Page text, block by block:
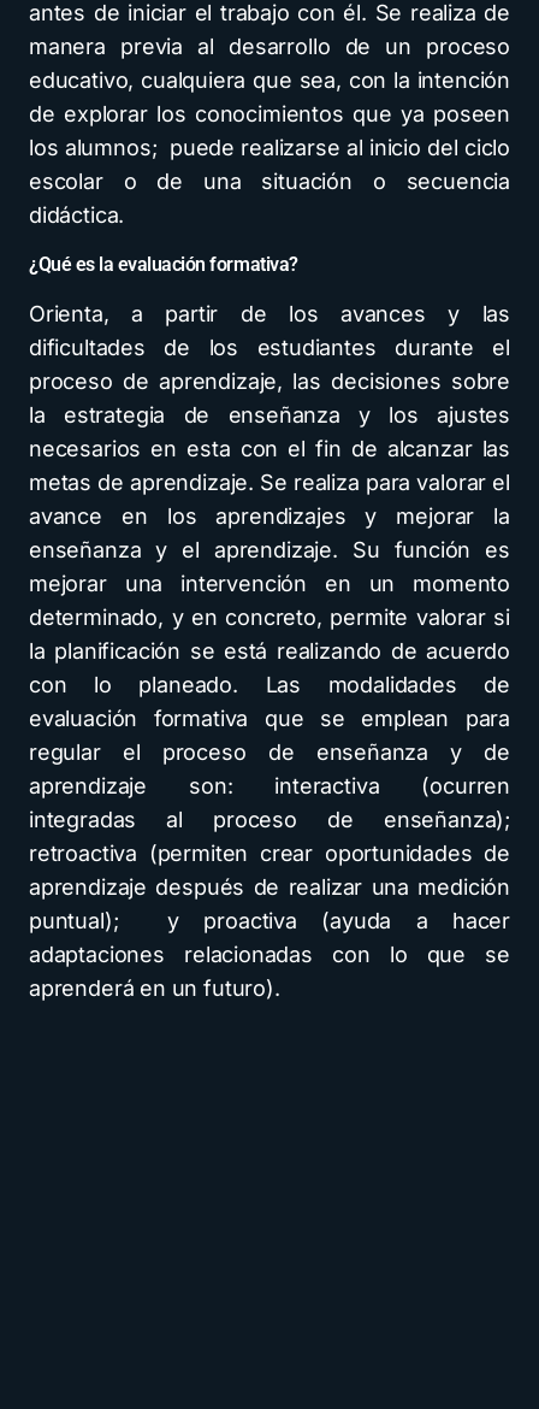
antes de iniciar el trabajo con él. Se realiza de
manera previa al desarrollo de un proceso
educativo, cualquiera que sea, con la intención
de explorar los conocimientos que ya poseen
los alumnos; puede realizarse al inicio del ciclo
escolar o de una situación o secuencia
didáctica.
¿Qué es la evaluación formativa?
Orienta, a partir de los avances y las
dificultades de los estudiantes durante el
proceso de aprendizaje, las decisiones sobre
la estrategia de enseñanza y los ajustes
necesarios en esta con el fin de alcanzar las
metas de aprendizaje. Se realiza para valorar el
avance en los aprendizajes y mejorar la
enseñanza y el aprendizaje. Su función es
mejorar una intervención en un momento
determinado, y en concreto, permite valorar si
la planificación se está realizando de acuerdo
con lo planeado. Las modalidades de
evaluación formativa que se emplean para
regular el proceso de enseñanza y de
aprendizaje son: interactiva (ocurren
integradas al proceso de enseñanza);
retroactiva (permiten crear oportunidades de
aprendizaje después de realizar una medición
puntual); y proactiva (ayuda a hacer
adaptaciones relacionadas con lo que se
aprenderá en un futuro).